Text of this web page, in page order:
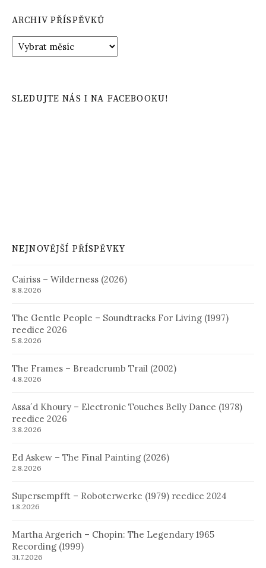
ARCHIV PŘÍSPĚVKŮ
Archiv
příspěvků
SLEDUJTE NÁS I NA FACEBOOKU!
NEJNOVĚJŠÍ PŘÍSPĚVKY
Cairiss – Wilderness (2026)
8.8.2026
The Gentle People – Soundtracks For Living (1997)
reedice 2026
5.8.2026
The Frames – Breadcrumb Trail (2002)
4.8.2026
Assa´d Khoury – Electronic Touches Belly Dance (1978)
reedice 2026
3.8.2026
Ed Askew – The Final Painting (2026)
2.8.2026
Supersempfft – Roboterwerke (1979) reedice 2024
1.8.2026
Martha Argerich – Chopin: The Legendary 1965
Recording (1999)
31.7.2026